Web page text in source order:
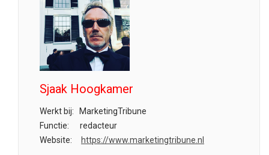
Sjaak Hoogkamer
Werkt bij:
MarketingTribune
Functie:
redacteur
Website:
https://www.marketingtribune.nl